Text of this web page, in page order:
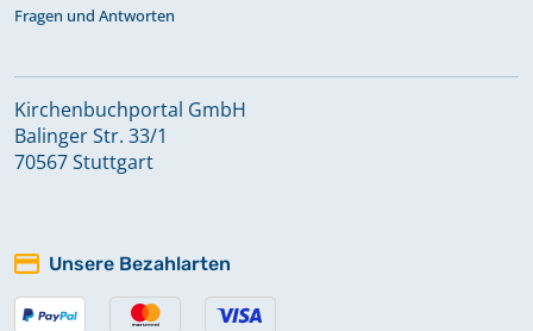
Fragen und Antworten
Kirchenbuchportal GmbH
Balinger Str. 33/1
70567 Stuttgart
Unsere Bezahlarten